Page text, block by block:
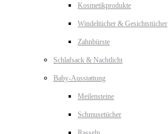
Kosmetikprodukte
Windeltücher & Gesichtstücher
Zahnbürste
Schlafsack & Nachtlicht
Baby-Ausstattung
Meilensteine
Schmusetücher